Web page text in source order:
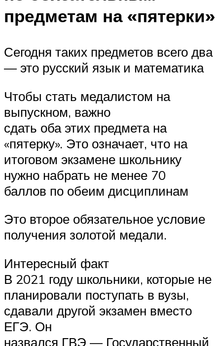
предметам на «пятерки»
Сегодня таких предметов всего два
— это русский язык и математика
Чтобы стать медалистом на
выпускном, важно
сдать оба этих предмета на
«пятерку». Это означает, что на
итоговом экзамене школьнику
нужно набрать не менее 70
баллов по обеим дисциплинам
Это второе обязательное условие
получения золотой медали.
Интересный факт
В 2021 году школьники, которые не
планировали поступать в вузы,
сдавали другой экзамен вместо
ЕГЭ. Он
назвался ГВЭ — Государственный